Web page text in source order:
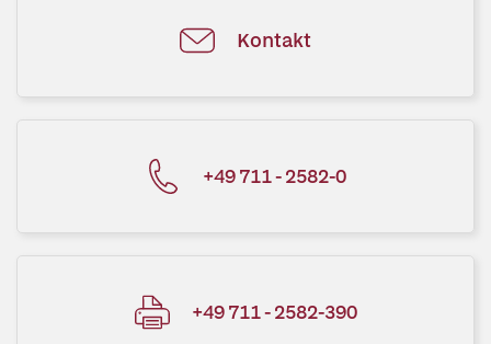
Kontakt
+49 711 - 2582-0
+49 711 - 2582-390